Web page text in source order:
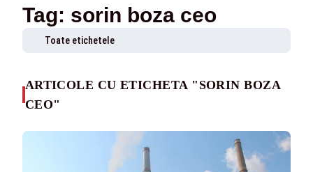
Tag: sorin boza ceo
Toate etichetele
ARTICOLE CU ETICHETA "SORIN BOZA
CEO"